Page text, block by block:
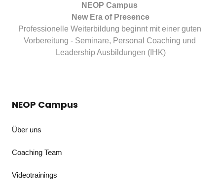
NEOP Campus
Professionelle Weiterbildung beginnt mit einer guten
Vorbereitung - Seminare, Personal Coaching und
Leadership Ausbildungen (IHK)
NEOP Campus
Über uns
Coaching Team
Videotrainings